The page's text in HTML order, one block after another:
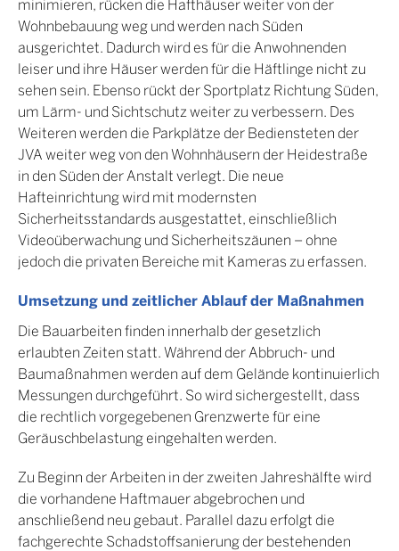
minimieren, rücken die Hafthäuser weiter von der
Wohnbebauung weg und werden nach Süden
ausgerichtet. Dadurch wird es für die Anwohnenden
leiser und ihre Häuser werden für die Häftlinge nicht zu
sehen sein. Ebenso rückt der Sportplatz Richtung Süden,
um Lärm- und Sichtschutz weiter zu verbessern. Des
Weiteren werden die Parkplätze der Bediensteten der
JVA weiter weg von den Wohnhäusern der Heidestraße
in den Süden der Anstalt verlegt. Die neue
Hafteinrichtung wird mit modernsten
Sicherheitsstandards ausgestattet, einschließlich
Videoüberwachung und Sicherheitszäunen – ohne
jedoch die privaten Bereiche mit Kameras zu erfassen.
Umsetzung und zeitlicher Ablauf der Maßnahmen
Die Bauarbeiten finden innerhalb der gesetzlich
erlaubten Zeiten statt. Während der Abbruch- und
Baumaßnahmen werden auf dem Gelände kontinuierlich
Messungen durchgeführt. So wird sichergestellt, dass
die rechtlich vorgegebenen Grenzwerte für eine
Geräuschbelastung eingehalten werden.
Zu Beginn der Arbeiten in der zweiten Jahreshälfte wird
die vorhandene Haftmauer abgebrochen und
anschließend neu gebaut. Parallel dazu erfolgt die
fachgerechte Schadstoffsanierung der bestehenden